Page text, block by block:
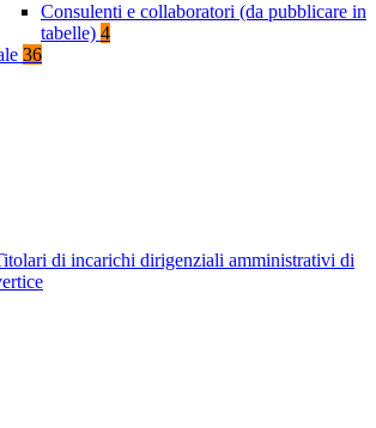
Consulenti e collaboratori (da pubblicare in
tabelle) 4
36
di incarichi dirigenziali amministrativi di